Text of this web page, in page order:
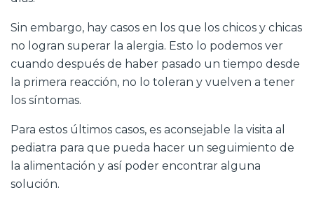
Sin embargo, hay casos en los que los chicos y chicas
no logran superar la alergia. Esto lo podemos ver
cuando después de haber pasado un tiempo desde
la primera reacción, no lo toleran y vuelven a tener
los síntomas.
Para estos últimos casos, es aconsejable la visita al
pediatra para que pueda hacer un seguimiento de
la alimentación y así poder encontrar alguna
solución.